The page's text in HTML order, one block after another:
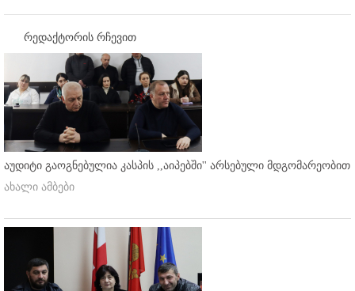
რედაქტორის რჩევით
აუდიტი გაოგნებულია კასპის ,,აიპებში'' არსებული მდგომარეობით
ახალი ამბები